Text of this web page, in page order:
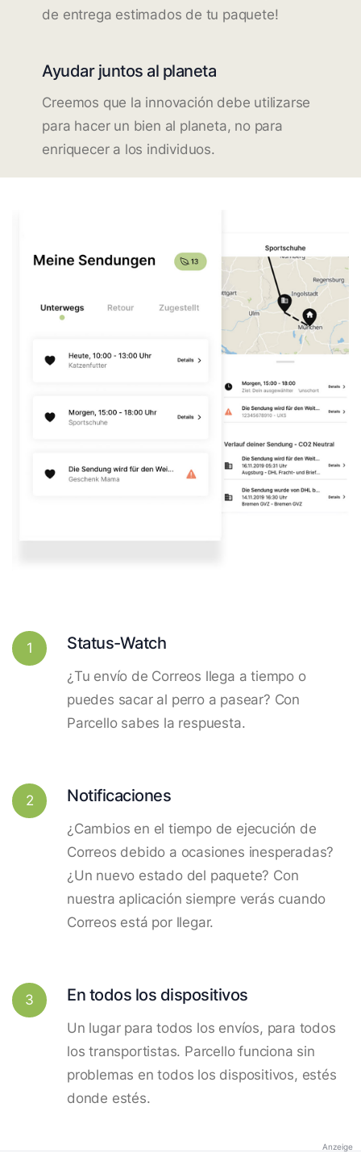
de entrega estimados de tu paquete!
Ayudar juntos al planeta
Creemos que la innovación debe utilizarse
para hacer un bien al planeta, no para
enriquecer a los individuos.
1 Status-Watch
¿Tu envío de Correos llega a tiempo o
puedes sacar al perro a pasear? Con
Parcello sabes la respuesta.
2 Notificaciones
¿Cambios en el tiempo de ejecución de
Correos debido a ocasiones inesperadas?
¿Un nuevo estado del paquete? Con
nuestra aplicación siempre verás cuando
Correos está por llegar.
3 En todos los dispositivos
Un lugar para todos los envíos, para todos
los transportistas. Parcello funciona sin
problemas en todos los dispositivos, estés
donde estés.
Anzeige